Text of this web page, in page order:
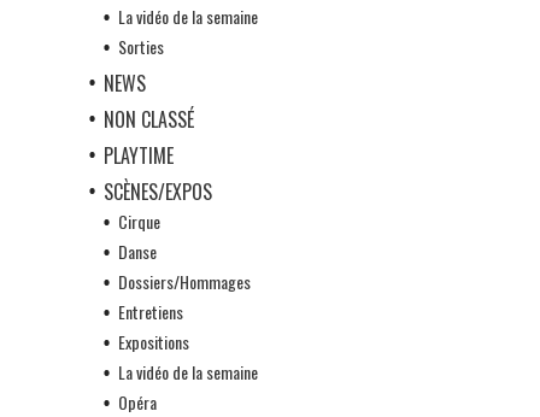
La vidéo de la semaine
Sorties
NEWS
NON CLASSÉ
PLAYTIME
SCÈNES/EXPOS
Cirque
Danse
Dossiers/Hommages
Entretiens
Expositions
La vidéo de la semaine
Opéra